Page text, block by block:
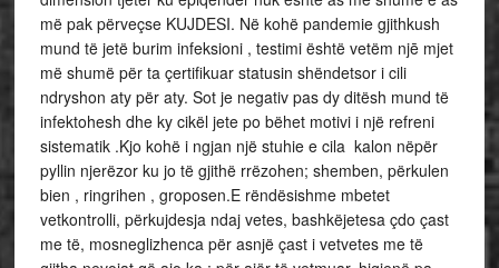
më pak përveçse KUJDESI. Në kohë pandemie gjithkush
mund të jetë burim infeksioni , testimi është vetëm njē mjet
më shumë për ta çertifikuar statusin shëndetsor i cili
ndryshon aty për aty. Sot je negativ pas dy ditësh mund të
infektohesh dhe ky cikël jete po bëhet motivi i një refreni
sistematik .Kjo kohë i ngjan një stuhie e cila kalon nëpër
pyllin njerëzor ku jo të gjithë rrëzohen; shemben, përkulen
bien , ringrihen , groposen.E rëndësishme mbetet
vetkontrolli, përkujdesja ndaj vetes, bashkëjetesa çdo çast
me të, mosneglizhenca për asnjë çast i vetvetes me të